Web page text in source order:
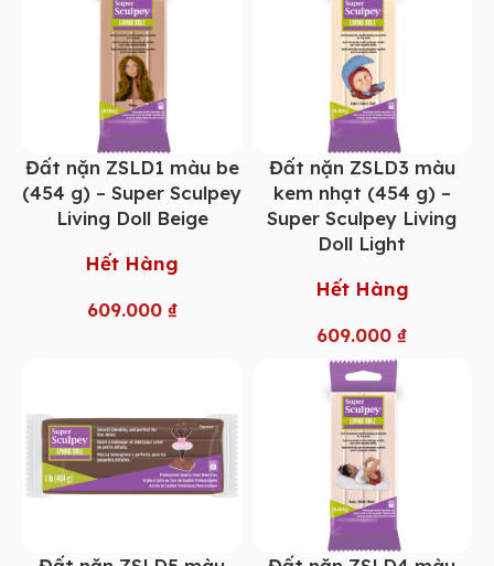
Đất nặn ZSLD1 màu be
(454 g) – Super Sculpey
Living Doll Beige
Hết Hàng
609.000 ₫
Đất nặn ZSLD3 màu
kem nhạt (454 g) –
Super Sculpey Living
Doll Light
Hết Hàng
609.000₫